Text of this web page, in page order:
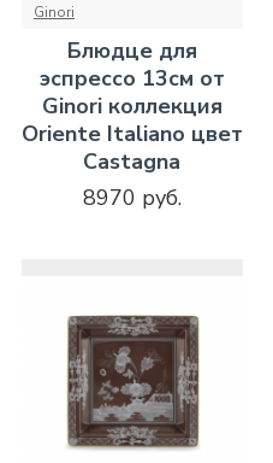
Ginori
Блюдце для
эспрессо 13см от
Ginori коллекция
Oriente Italiano цвет
Castagna
8970 руб.